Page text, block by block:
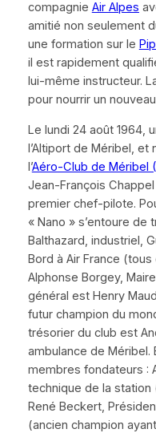
compagnie Air Alpes
amitié non seulement
une formation sur le
il est rapidement
lui-même instructeur.
pour nourrir un
Le lundi 24 août 1964,
l’Altiport de Méribel, et
l’Aéro-Club de Méribel
Jean-François
premier chef-pilote.
« Nano »s’entoure de
Balthazard, industriel,
Bord à Air France
Alphonse Borgey,
général est Henry
futur champion du
trésorier du club est
ambulance de Méribel.
membres fondateurs :
technique de la station
René Beckert,
(ancien champion